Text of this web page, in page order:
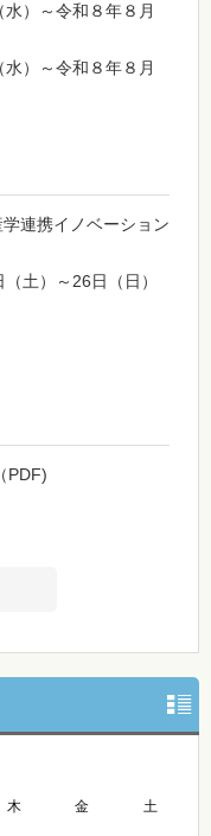
）～令和８年８月
）～令和８年８月
連携イノベーション
土）～26日（日）
（PDF)
木 金 土